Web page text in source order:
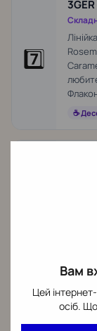
Вам
Цей
осіб.
7️⃣
☕
Рідини за